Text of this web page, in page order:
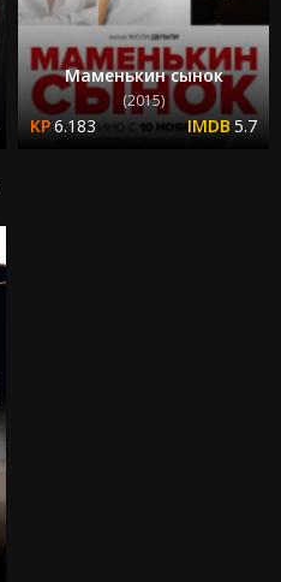
Маменькин сынок
(2015)
6.183 5.7